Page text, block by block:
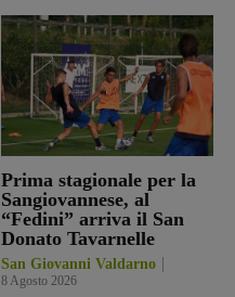
Prima stagionale per la
Sangiovannese, al
“Fedini” arriva il San
Donato Tavarnelle
San Giovanni Valdarno
8 Agosto 2026